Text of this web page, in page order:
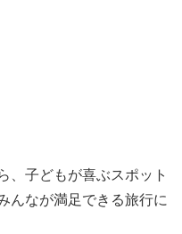
、子どもが喜ぶスポット
んなが満足できる旅行に